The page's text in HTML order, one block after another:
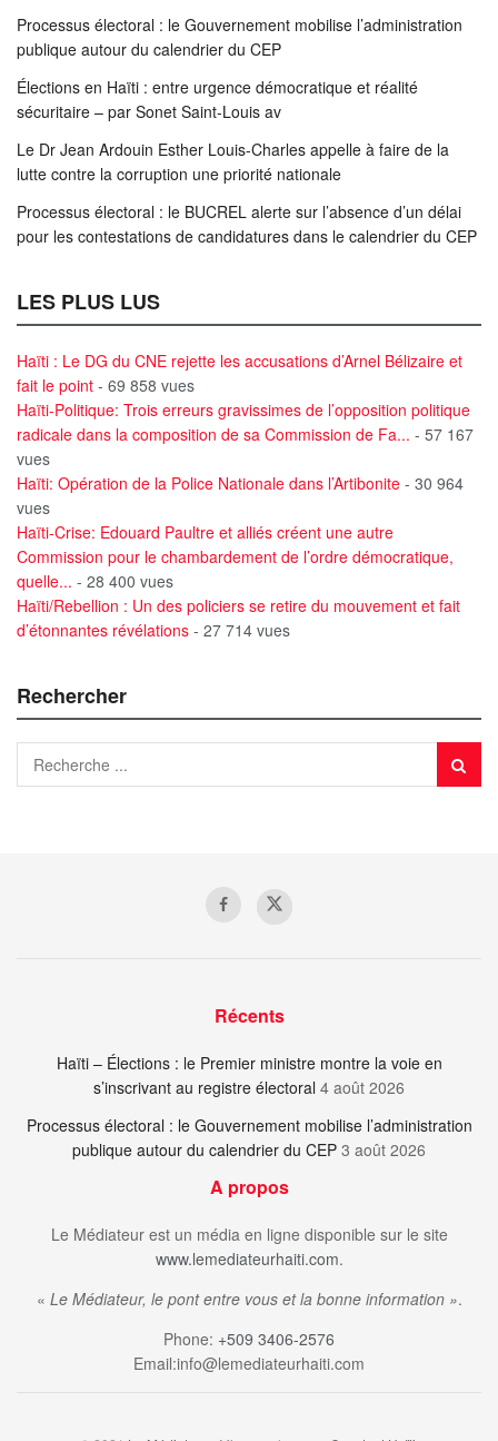
Processus électoral : le Gouvernement mobilise l’administration
publique autour du calendrier du CEP
Élections en Haïti : entre urgence démocratique et réalité
sécuritaire – par Sonet Saint-Louis av
Le Dr Jean Ardouin Esther Louis-Charles appelle à faire de la
lutte contre la corruption une priorité nationale
Processus électoral : le BUCREL alerte sur l’absence d’un délai
pour les contestations de candidatures dans le calendrier du CEP
LES PLUS LUS
Haïti : Le DG du CNE rejette les accusations d’Arnel Bélizaire et
fait le point - 69 858 vues
Haïti-Politique: Trois erreurs gravissimes de l’opposition politique
radicale dans la composition de sa Commission de Fa... - 57 167
vues
Haïti: Opération de la Police Nationale dans l’Artibonite - 30 964
vues
Haïti-Crise: Edouard Paultre et alliés créent une autre
Commission pour le chambardement de l’ordre démocratique,
quelle... - 28 400 vues
Haïti/Rebellion : Un des policiers se retire du mouvement et fait
d’étonnantes révélations - 27 714 vues
Rechercher
Récents
Haïti – Élections : le Premier ministre montre la voie en
s’inscrivant au registre électoral 4 août 2026
Processus électoral : le Gouvernement mobilise l’administration
publique autour du calendrier du CEP 3 août 2026
A propos
Le Médiateur est un média en ligne disponible sur le site
www.lemediateurhaiti.com.
« Le Médiateur, le pont entre vous et la bonne information ».
Phone: +509 3406-2576
Email:info@lemediateurhaiti.com